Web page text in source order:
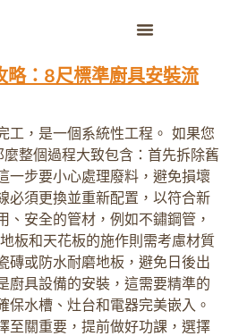
略：8尺標準廚具安裝流
工，是一個系統性工程。 如果您
整個過程大致包含：首先拆除舊
一步要小心處理廢料，避免損壞
必須更換並重新配置，以符合新
、安全的管材，例如不鏽鋼管，
板和天花板的施作則需考慮材質
磚或防水耐磨地板，避免日後出
廚具設備的安裝，這需要精準的
保水槽、灶台和電器完美嵌入。
至關重要，提前做好功課，選擇